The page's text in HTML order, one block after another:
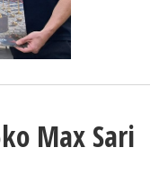
Max Sari